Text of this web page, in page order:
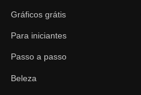
Gráficos grátis
Para iniciantes
Passo a passo
Beleza